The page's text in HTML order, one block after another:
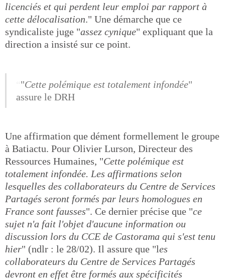
licenciés et qui perdent leur emploi par rapport à
cette délocalisation." Une démarche que ce
syndicaliste juge "assez cynique" expliquant que la
direction a insisté sur ce point.
"Cette polémique est totalement infondée"
assure le DRH
Une affirmation que dément formellement le groupe
à Batiactu. Pour Olivier Lurson, Directeur des
Ressources Humaines, "Cette polémique est
totalement infondée. Les affirmations selon
lesquelles des collaborateurs du Centre de Services
Partagés seront formés par leurs homologues en
France sont fausses". Ce dernier précise que "ce
sujet n'a fait l'objet d'aucune information ou
discussion lors du CCE de Castorama qui s'est tenu
hier" (ndlr : le 28/02). Il assure que "les
collaborateurs du Centre de Services Partagés
devront en effet être formés aux spécificités